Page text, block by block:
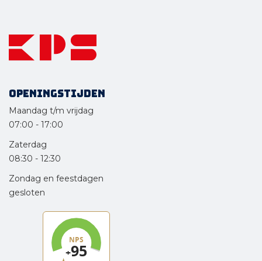
Openingstijden
Maandag t/m vrijdag
07:00 - 17:00
Zaterdag
08:30 - 12:30
Zondag en feestdagen
gesloten